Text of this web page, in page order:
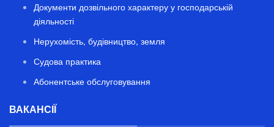
Документи дозвільного характеру у господарській
діяльності
Нерухомість, будівництво, земля
Судова практика
Абонентське обслуговування
ВАКАНСІЇ